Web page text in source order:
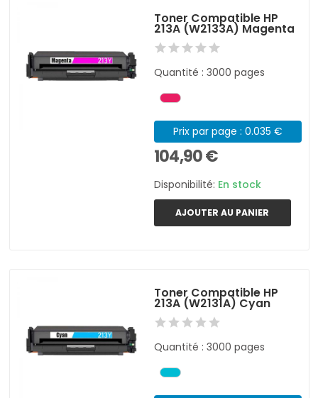
Toner Compatible HP
213A (W2133A) Magenta
Quantité : 3000 pages
Prix par page : 0.035 €
104,90 €
Disponibilité: En stock
AJOUTER AU PANIER
Toner Compatible HP
213A (W2131A) Cyan
Quantité : 3000 pages